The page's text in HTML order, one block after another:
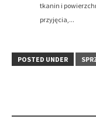
tkanin i
przyjęcia,...
POSTED UNDER